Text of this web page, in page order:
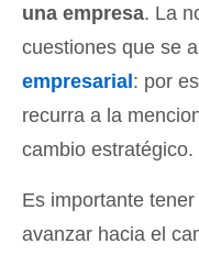
una empresa. La
cuestiones que se
empresarial: por
recurra a la
cambio estratégico.
Es importante
avanzar hacia el